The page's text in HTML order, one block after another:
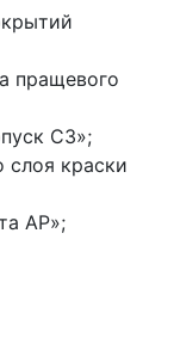
пращевого
С3»;
слоя краски
АР»;